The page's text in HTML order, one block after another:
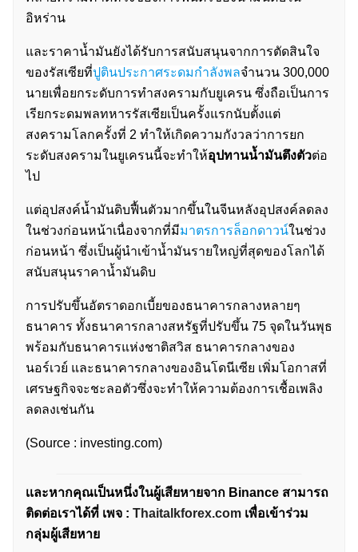
อิหร่าน
และราคาน้ำมันยังได้รับการสนับสนุนจากการตัดสินใจ
ของรัสเซียที่ปูตินประกาศระดมกำลังพลจำนวน 300,000
นายเพื่อยกระดับการทำสงครามกับยูเครน ซึ่งถือเป็นการ
เรียกระดมพลทหารรัสเซียเป็นครั้งแรกนับตั้งแต่
สงครามโลกครั้งที่ 2 ทำให้เกิดความกังวลว่าการยก
ระดับสงครามในยูเครนนี้จะทำให้อุปทานน้ำมันตึงตัวต่อ
ไป
แต่อุปสงค์น้ำมันดิบฟื้นตัวมากขึ้นในจีนหลังอุปสงค์ลดลง
ในช่วงก่อนหน้าเนื่องจากที่มีมาตรการล็อกดาวน์ในช่วง
ก่อนหน้า ซึ่งเป็นผู้นำเข้าน้ำมันรายใหญ่ที่สุดของโลกได้
สนับสนุนราคาน้ำมันดิบ
การปรับขึ้นอัตราดอกเบี้ยของธนาคารกลางหลายๆ
ธนาคาร ทั้งธนาคารกลางสหรัฐที่ปรับขึ้น 75 จุดในวันพุธ
พร้อมกับธนาคารแห่งชาติสวิส ธนาคารกลางของ
นอร์เวย์ และธนาคารกลางของอินโดนีเซีย เพิ่มโอกาสที่
เศรษฐกิจจะชะลอตัวซึ่งจะทำให้ความต้องการเชื้อเพลิง
ลดลงเช่นกัน
(Source : investing.com)
เเละหากคุณเป็นหนึ่งในผู้เสียหายจาก Binance สามารถ
ติดต่อเราได้ที่ เพจ : Thaitalkforex.com เพื่อเข้าร่วม
กลุ่มผู้เสียหาย